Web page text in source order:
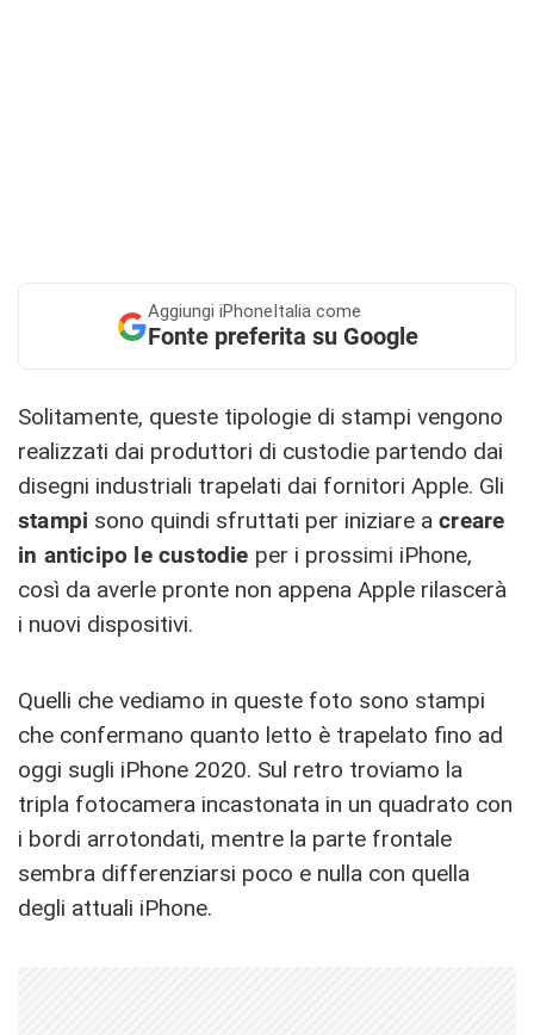
Aggiungi iPhoneItalia come
Fonte preferita su Google
Solitamente, queste tipologie di stampi vengono
realizzati dai produttori di custodie partendo dai
disegni industriali trapelati dai fornitori Apple. Gli
stampi sono quindi sfruttati per iniziare acreare
in anticipo le custodie per i prossimi iPhone,
così da averle pronte non appena Apple rilascerà
i nuovi dispositivi.
Quelli che vediamo in queste foto sono stampi
che confermano quanto letto è trapelato fino ad
oggi sugli iPhone 2020. Sul retro troviamo la
tripla fotocamera incastonata in un quadrato con
i bordi arrotondati, mentre la parte frontale
sembra differenziarsi poco e nulla con quella
degli attuali iPhone.